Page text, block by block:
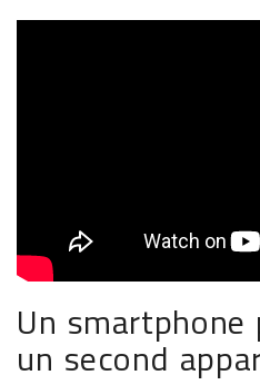
Un smartphone
un second